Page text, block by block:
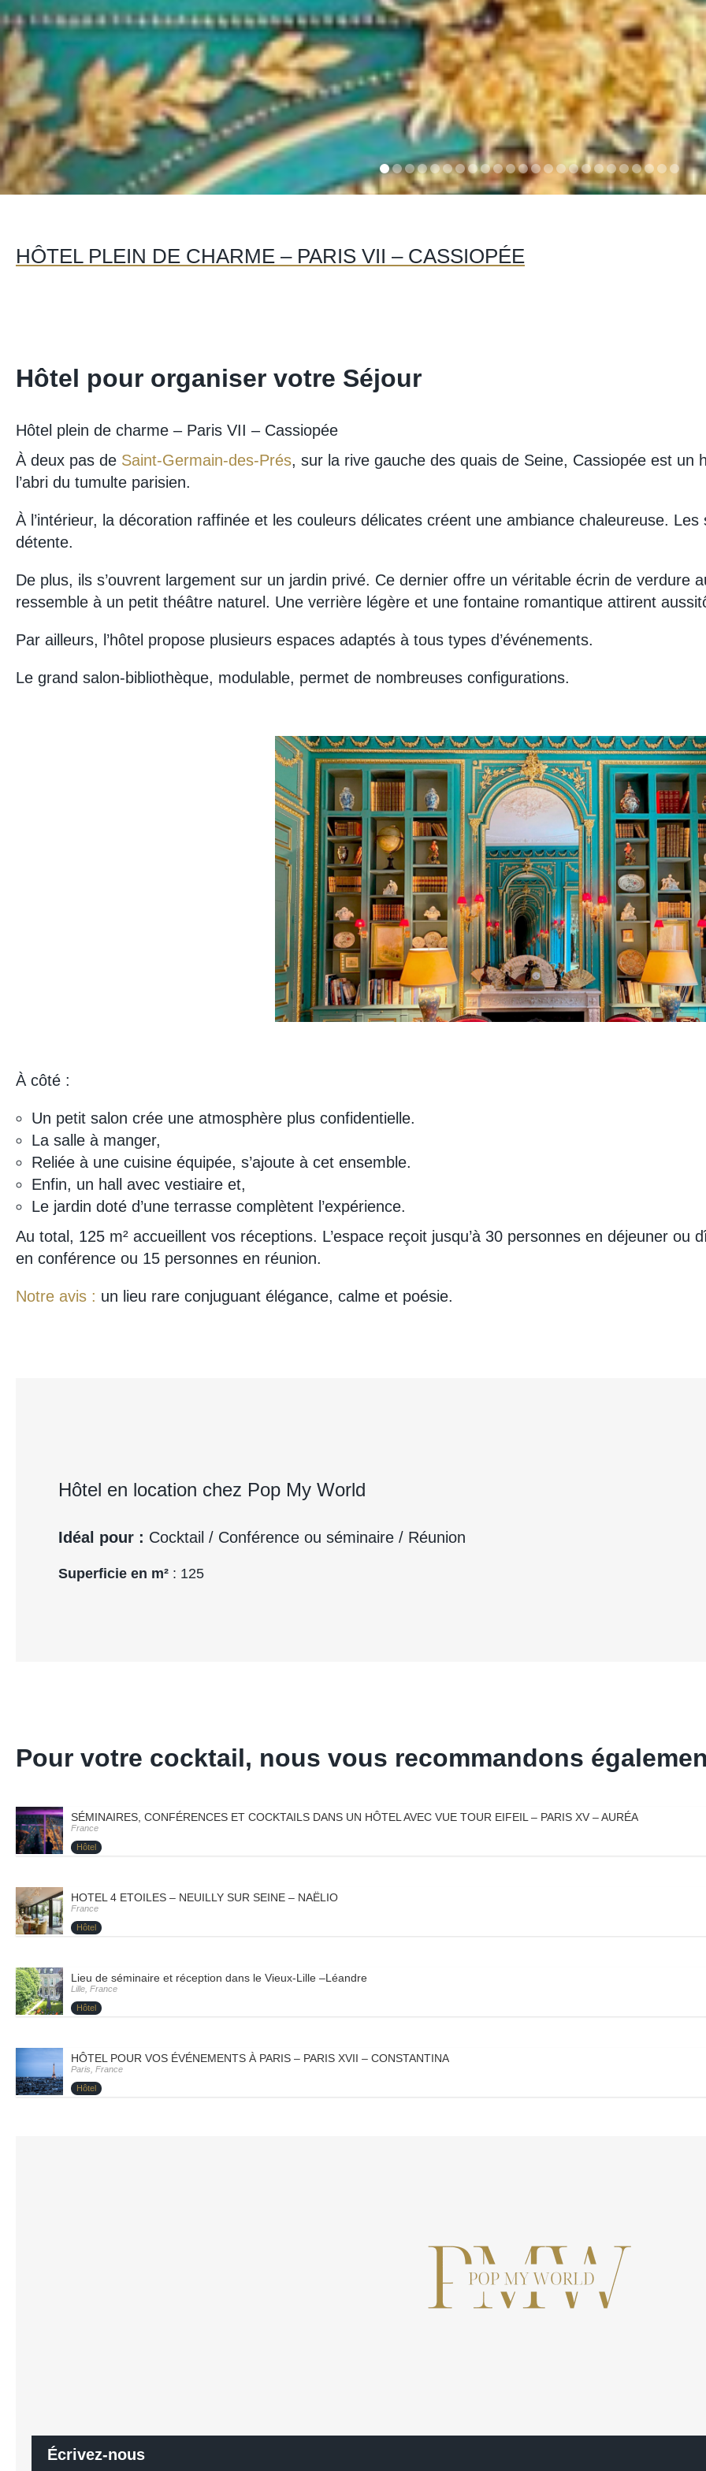
HÔTEL PLEIN DE CHARME – PARIS VII – CASSIOPÉE
Hôtel pour organiser votre Séjour
Hôtel plein de charme – Paris VII – Cassiopée
À deux pas de Saint-Germain-des-Prés, sur la rive gauche des quais de Seine, Cassiopée est un
l’abri du tumulte parisien.
À l’intérieur, la décoration raffinée et les couleurs délicates créent une ambiance chaleureuse.
détente.
De plus, ils s’ouvrent largement sur un jardin privé. Ce dernier offre un véritable écrin de verdure
ressemble à un petit théâtre naturel. Une verrière légère et une fontaine romantique attirent
Par ailleurs, l’hôtel propose plusieurs espaces adaptés à tous types d’événements.
Le grand salon-bibliothèque, modulable, permet de nombreuses configurations.
À côté :
Un petit salon crée une atmosphère plus confidentielle.
La salle à manger,
Reliée à une cuisine équipée, s’ajoute à cet ensemble.
Enfin, un hall avec vestiaire et,
Le jardin doté d’une terrasse complètent l’expérience.
Au total, 125 m² accueillent vos réceptions. L’espace reçoit jusqu’à 30 personnes en déjeuner
en conférence ou 15 personnes en réunion.
Notre avis : un lieu rare conjuguant élégance, calme et poésie.
Hôtel en location chez Pop My World
Idéal pour : Cocktail / Conférence ou séminaire / Réunion
Superficie en m² : 125
Pour votre cocktail, nous vous recommandons
SÉMINAIRES, CONFÉRENCES ET COCKTAILS DANS UN HÔTEL AVEC VUE TOUR EIFEIL – PARIS XV – AURÉA
France
Hôtel
HOTEL 4 ETOILES – NEUILLY SUR SEINE – NAËLIO
France
Hôtel
Lieu de séminaire et réception dans le Vieux-Lille –Léandre
Lille, France
Hôtel
HÔTEL POUR VOS ÉVÉNEMENTS À PARIS – PARIS XVII – CONSTANTINA
Paris, France
Hôtel
Écrivez-nous